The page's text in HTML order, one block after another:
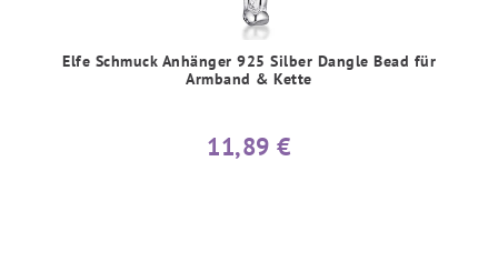
Elfe Schmuck Anhänger 925 Silber Dangle Bead für
Armband & Kette
11,89 €